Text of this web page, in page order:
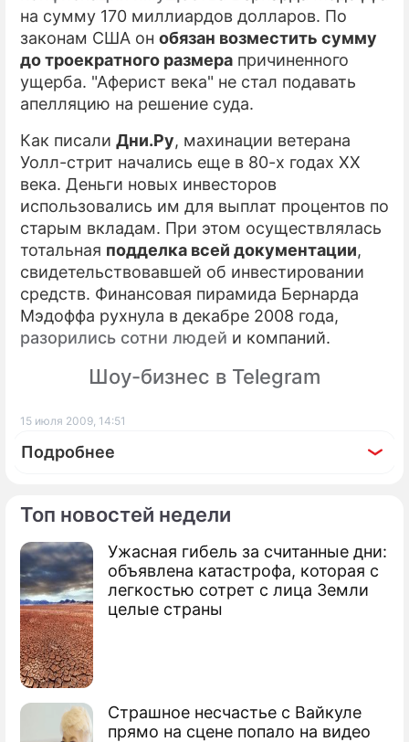
Топ новостей недели
Ужасная гибель за считанные дни:
объявлена катастрофа, которая с
легкостью сотрет с лица Земли
целые страны
Страшное несчастье с Вайкуле
прямо на сцене попало на видео
на сумму 170 миллиардов долларов. По
законам США он обязан возместить сумму
до троекратного размера причиненного
ущерба. "Аферист века" не стал подавать
апелляцию на решение суда.
Как писали Дни.Ру, махинации ветерана
Уолл-стрит начались еще в 80-х годах XX
века. Деньги новых инвесторов
использовались им для выплат процентов по
старым вкладам. При этом осуществлялась
тотальная подделка всей документации,
свидетельствовавшей об инвестировании
средств. Финансовая пирамида Бернарда
Мэдоффа рухнула в декабре 2008 года,
разорились сотни людей и компаний.
Шоу-бизнес в Telegram
15 июля 2009, 14:51
Подробнее
По теме
Продолжение: Задержаны
кредитные мошенники
тюрьмы